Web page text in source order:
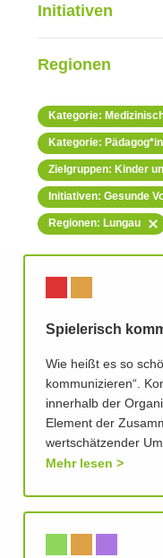
Initiativen
Regionen
Kategorie:
Kategorie:
Zielgruppen: Kinder
Initiativen: Gesunde
Regionen: Lungau
Spielerisch
Wie heißt es so
kommunizieren“.
innerhalb der
Element der
wertschätzender
Mehr lesen